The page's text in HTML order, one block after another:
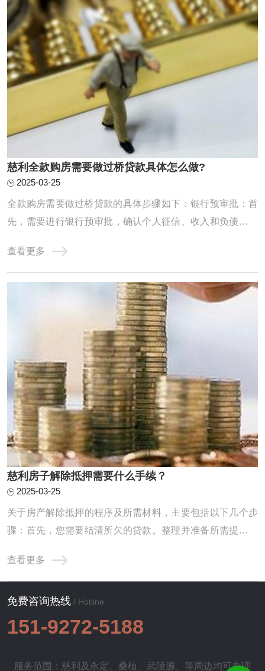
慈利全款购房需要做过桥贷款具体怎么做?
2025-03-25
‌全款购房需要做过桥贷款的具体步骤如下‌：‌银行预审批‌：首
先，需要进行银行预审批，确认个人征信、收入和负债情况
的费用。例如，如果需要过桥50万，就必须确认银行能否贷
出这么多钱‌。‌计算过桥费用‌：在确认银行预审批通过后，需
要计算过桥费用。从出资日开 ...
查看更多
慈利房子解除抵押需要什么手续？
2025-03-25
关于房产解除抵押的程序及所需材料，主要包括以下几个步
骤：首先，您需要结清所欠的贷款。整理并准备所需提交的
行详细地解读与说明。1.待还款项的清偿：首当其冲的就是
您需要前往原本给您提供贷款服务的银行，办理贷款余额的
偿还事宜。在完成此项操作之后，银行将会向 ...
查看更多
免费咨询热线 / Hotline
151-9272-5188
服务范围：慈利及 永定 桑植 武陵源 、等周边均可办理